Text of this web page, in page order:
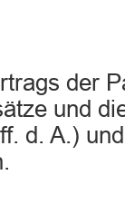
der
und
d. A.)